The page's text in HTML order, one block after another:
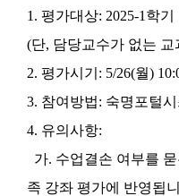
1. 평가대상: 2025-1학
(단, 담당교수가 없는 교
2. 평가시기: 5/26(월)
3. 참여방법: 숙명포털
4. 유의사항:
가. 수업결손 여부를
족 강좌 평가에 반영됩